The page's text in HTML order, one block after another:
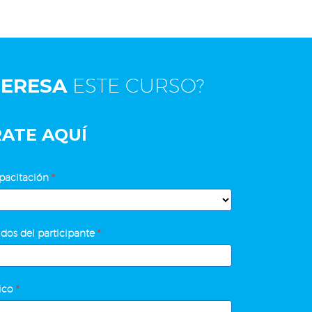
ESTE CURSO?
AQUÍ
*
del participante*
*